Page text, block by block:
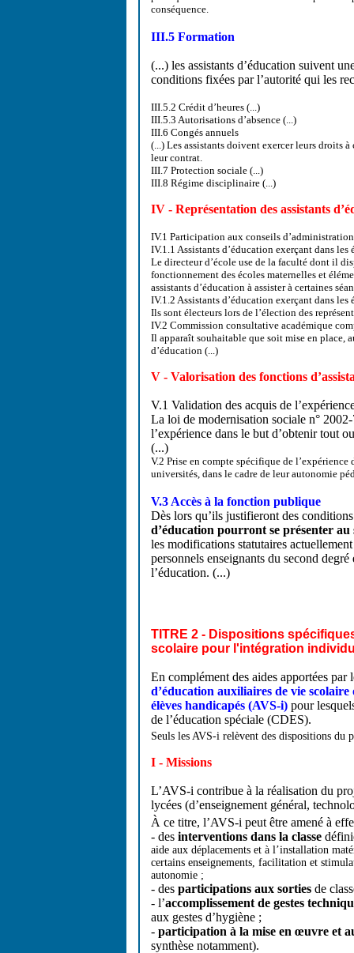
conséquence.
III.5 Formation
(...) les assistants d’éducation suivent
conditions fixées par l’autorité qui les
III.5.2 Crédit d’heures (...)
III.5.3 Autorisations d’absence (...)
III.6 Congés annuels
(...) Les assistants doivent exercer leurs droits
leur contrat.
III.7 Protection sociale (...)
III.8 Régime disciplinaire (...)
IV - Représentation des assistants
IV.1 Participation aux conseils
IV.1.1 Assistants d’éducation exerçant dans les
Le directeur d’école use de la faculté dont il
fonctionnement des écoles maternelles et
assistants d’éducation à assister à certaines
IV.1.2 Assistants d’éducation exerçant dans les
Ils sont électeurs lors de l’élection des
IV.2 Commission consultative académique
Il apparaît souhaitable que soit mise en place,
d’éducation (...)
V - Valorisation des fonctions
V.1 Validation des acquis de
La loi de modernisation sociale n°
l’expérience dans le but d’obtenir tout
(...)
V.2 Prise en compte spécifique de
universités, dans le cadre de leur autonomie
V.3 Accès à la fonction publique
Dès lors qu’ils justifieront des
d’éducation pourront se présenter
les modifications statutaires
personnels enseignants du second
l’éducation. (...)
TITRE 2 - Dispositions
scolaire pour l'intégration
En complément des aides apportées
d’éducation auxiliaires de vie
élèves handicapés (AVS-i) pour
de l’éducation spéciale (CDES).
Seuls les AVS-i relèvent des dispositions
I - Missions
L’AVS-i contribue à la réalisation du
lycées (d’enseignement général,
À ce titre, l’AVS-i peut être amené à
- des interventions dans la classe
aide aux déplacements et à l’installation
certains enseignements, facilitation et
autonomie ;
- des participations aux sorties de
- l’accomplissement de gestes
aux gestes d’hygiène ;
- participation à la mise en œuvre et
synthèse notamment).